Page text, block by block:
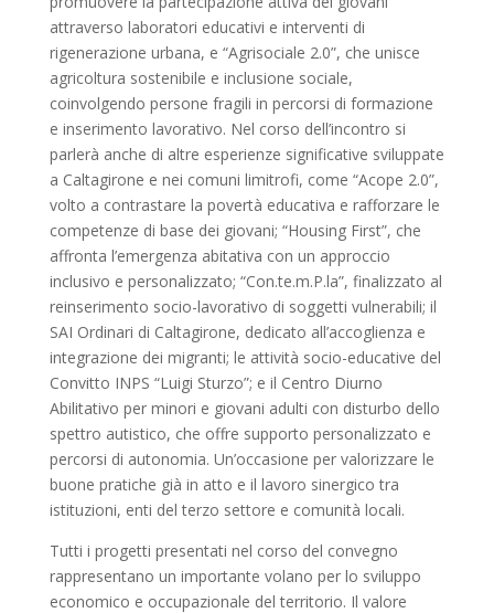
attraverso laboratori educativi e interventi di
rigenerazione urbana, e “Agrisociale 2.0”, che unisce
agricoltura sostenibile e inclusione sociale,
coinvolgendo persone fragili in percorsi di formazione
e inserimento lavorativo. Nel corso dell’incontro si
parlerà anche di altre esperienze significative sviluppate
a Caltagirone e nei comuni limitrofi, come “Acope 2.0”,
volto a contrastare la povertà educativa e rafforzare le
competenze di base dei giovani; “Housing First”, che
affronta l’emergenza abitativa con un approccio
inclusivo e personalizzato; “Con.te.m.P.la”, finalizzato al
reinserimento socio-lavorativo di soggetti vulnerabili; il
SAI Ordinari di Caltagirone, dedicato all’accoglienza e
integrazione dei migranti; le attività socio-educative del
Convitto INPS “Luigi Sturzo”; e il Centro Diurno
Abilitativo per minori e giovani adulti con disturbo dello
spettro autistico, che offre supporto personalizzato e
percorsi di autonomia. Un’occasione per valorizzare le
buone pratiche già in atto e il lavoro sinergico tra
istituzioni, enti del terzo settore e comunità locali.
Tutti i progetti presentati nel corso del convegno
rappresentano un importante volano per lo sviluppo
economico e occupazionale del territorio. Il valore